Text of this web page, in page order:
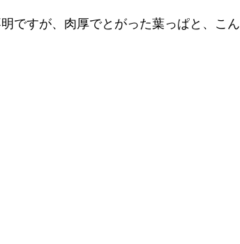
ですが、肉厚でとがった葉っぱと、こん